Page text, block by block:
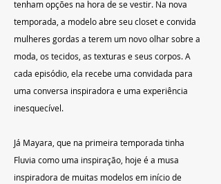
tenham opções na hora de se vestir. Na nova
temporada, a modelo abre seu closet e convida
mulheres gordas a terem um novo olhar sobre a
moda, os tecidos, as texturas e seus corpos. A
cada episódio, ela recebe uma convidada para
uma conversa inspiradora e uma experiência
inesquecível.
Já Mayara, que na primeira temporada tinha
Fluvia como uma inspiração, hoje é a musa
inspiradora de muitas modelos em início de